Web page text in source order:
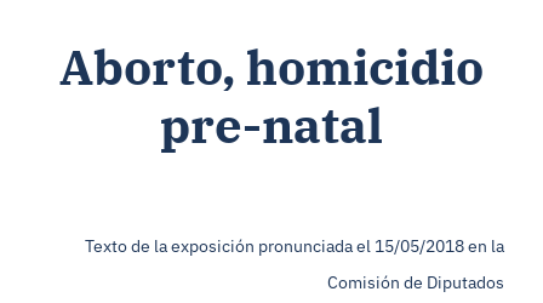
Aborto, homicidio
pre-natal
Texto de la exposición pronunciada el 15/05/2018 en la
Comisión de Diputados